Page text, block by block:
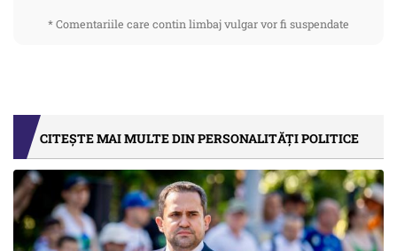
* Comentariile care contin limbaj vulgar vor fi suspendate
CITEȘTE MAI MULTE DIN PERSONALITĂȚI POLITICE